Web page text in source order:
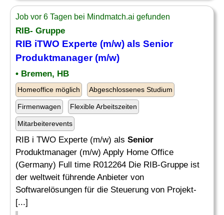
Job vor 6 Tagen bei Mindmatch.ai gefunden
RIB- Gruppe
RIB iTWO Experte (m/w) als Senior
Produktmanager (m/w)
• Bremen, HB
Homeoffice möglich Abgeschlossenes Studium
Firmenwagen Flexible Arbeitszeiten
Mitarbeiterevents
RIB i TWO Experte (m/w) als Senior
Produktmanager (m/w) Apply Home Office
(Germany) Full time R012264 Die RIB-Gruppe ist
der weltweit führende Anbieter von
Softwarelösungen für die Steuerung von Projekt-
[...]